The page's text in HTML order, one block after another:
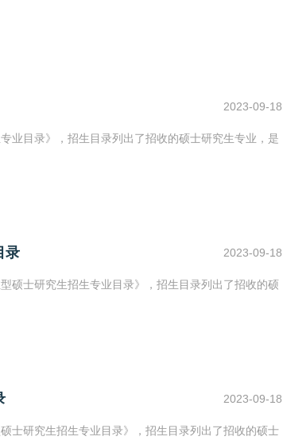
2023-09-18
业目录》，招生目录列出了招收的硕士研究生专业，是
录 2023-09-18
硕士研究生招生专业目录》，招生目录列出了招收的硕
2023-09-18
士研究生招生专业目录》，招生目录列出了招收的硕士